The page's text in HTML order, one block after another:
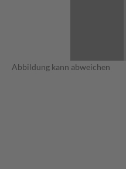
Abbildung kann abweichen